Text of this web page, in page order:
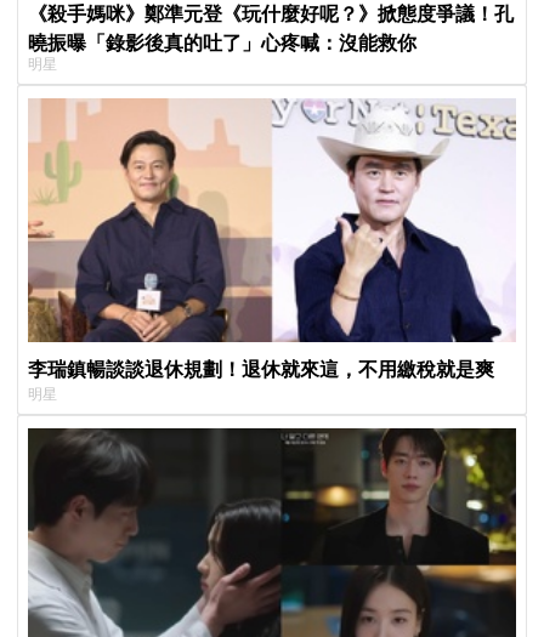
《殺手媽咪》鄭準元登《玩什麼好呢？》掀態度爭議！孔
曉振曝「錄影後真的吐了」心疼喊：沒能救你
明星
李瑞鎮暢談談退休規劃！退休就來這，不用繳稅就是爽
明星